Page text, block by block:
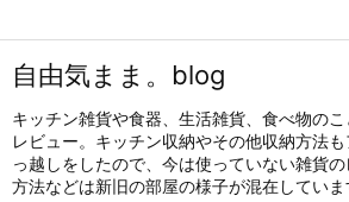
自由気まま。blog
キッチン雑貨や食器、生活雑貨、食べ物の
レビュー。キッチン収納やその他収納方法
っ越しをしたので、今は使っていない雑貨
方法などは新旧の部屋の様子が混在していま